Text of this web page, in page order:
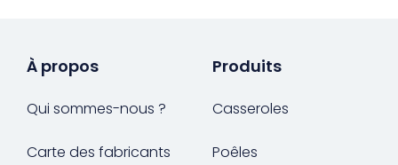
À propos
Qui sommes-nous ?
Carte des fabricants
Produits
Casseroles
Poêles